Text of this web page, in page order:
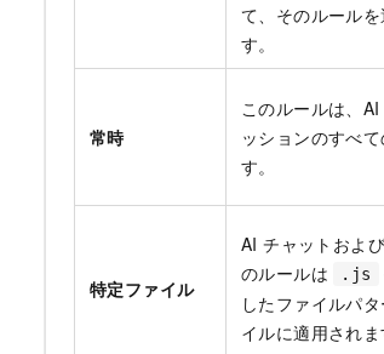
て、そのルール
す。
常時
このルールは、
ッションのすべ
す。
特定ファイル
AI チャットおよ
のルールは
.js
したファイルパ
イルに適用されま